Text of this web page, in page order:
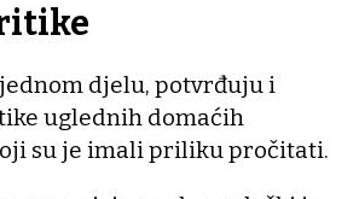
djelu, potvrđuju i
uglednih domaćih
su je imali priliku pročitati.